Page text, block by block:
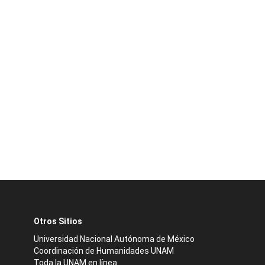
Otros Sitios
Universidad Nacional Autónoma de México
Coordinación de Humanidades UNAM
Toda la UNAM en línea